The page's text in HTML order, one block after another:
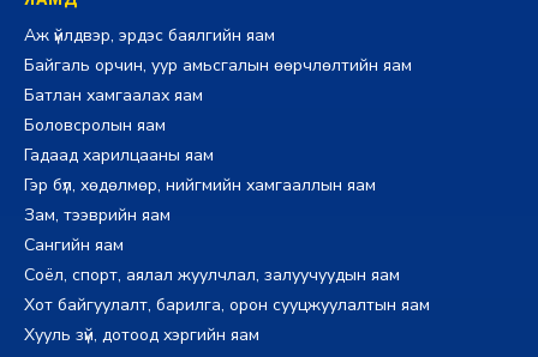
Аж үйлдвэр, эрдэс баялгийн яам
Байгаль орчин, уур амьсгалын өөрчлөлтийн яам
Батлан хамгаалах яам
Боловсролын яам
Гадаад харилцааны яам
Гэр бүл, хөдөлмөр, нийгмийн хамгааллын яам
Зам, тээврийн яам
Сангийн яам
Соёл, спорт, аялал жуулчлал, залуучуудын яам
Хот байгуулалт, барилга, орон сууцжуулалтын яам
Хууль зүй, дотоод хэргийн яам